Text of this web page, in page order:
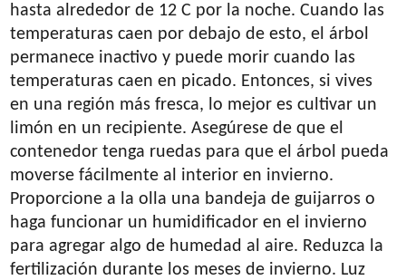
hasta alrededor de 12 C por la noche. Cuando las
temperaturas caen por debajo de esto, el árbol
permanece inactivo y puede morir cuando las
temperaturas caen en picado. Entonces, si vives
en una región más fresca, lo mejor es cultivar un
limón en un recipiente. Asegúrese de que el
contenedor tenga ruedas para que el árbol pueda
moverse fácilmente al interior en invierno.
Proporcione a la olla una bandeja de guijarros o
haga funcionar un humidificador en el invierno
para agregar algo de humedad al aire. Reduzca la
fertilización durante los meses de invierno. Luz